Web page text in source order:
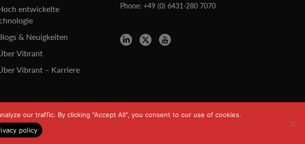
entwickelte
& Neuigkeiten
Vibrant
Vibrant – Karriere
Phone: +49 (0) 6431-280 7070
our traffic. By clicking "Accept All", you consent to our use of cookies.
policy